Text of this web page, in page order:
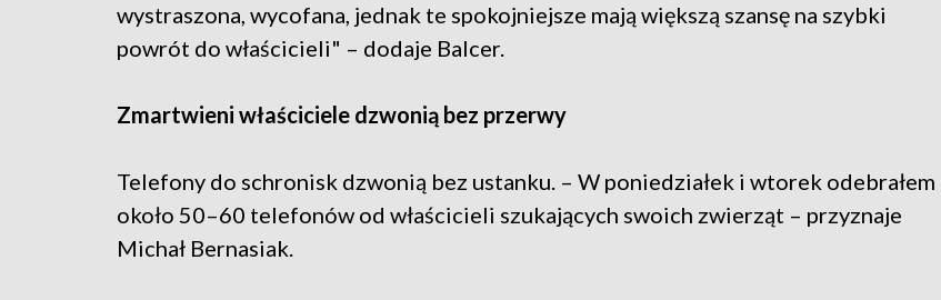
wystraszona, wycofana, jednak te spokojniejsze mają większą szansę na szybki
powrót do właścicieli" – dodaje Balcer.
Zmartwieni właściciele dzwonią bez przerwy
Telefony do schronisk dzwonią bez ustanku. – W poniedziałek i wtorek odebrałem
około 50–60 telefonów od właścicieli szukających swoich zwierząt – przyznaje
Michał Bernasiak.